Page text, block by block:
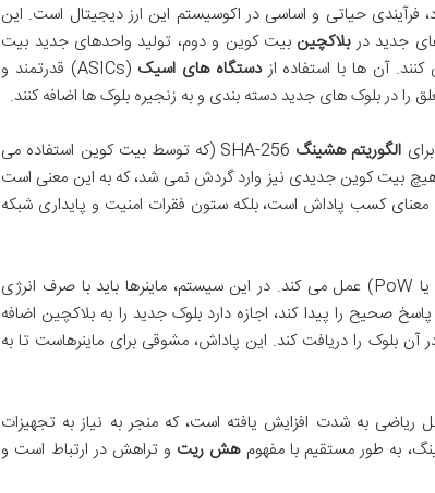
حیاتی و اساسی در اکوسیستم این ارز دیجیتال است. این
جدید دربلاکچین بیت کوین و دوم، تولید واحدهای جدید بیت
آن ها با استفاده ازدستگاه های اسیک
(ASICs) قدرتمند و
در بلوک های جدید دسته بندی و به زنجیره بلوک ها اضافه کنند.
الگوریتم هشینگ
SHA-256 (که توسط بیت کوین استفاده می
بیت کوین جدیدی نیز وارد گردش نمی شد، که به این معنی است
به معنای کسب پاداش است، بلکه ستون فقرات امنیت و پایداری شبکه
این فرآیند بر اساس مکانیزم اجماع «اثبات کار» (Proof of Work یا PoW) عمل می کند. در این سیستم، ماینرها باید با صرف انرژی
صحیح را پیدا کند، اجازه دارد بلوک جدید را به بلاکچین اضافه
بلوک را دریافت کند. این پاداش، مشوقی برای ماینرهاست تا به
ریاضی به شدت افزایش یافته است، که منجر به نیاز به تجهیزات
به طور مستقیم با مفهومهش ریت و تراهش در ارتباط است و